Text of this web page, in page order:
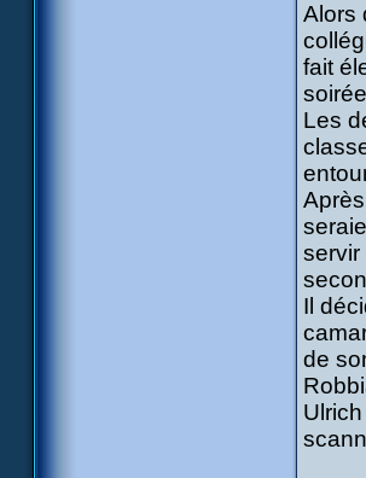
Alors
fait
Les
servir
Il
de